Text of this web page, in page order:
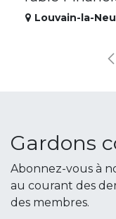
Louvain-la-
Gardons
Abonnez-vous à
au courant des
des membres.